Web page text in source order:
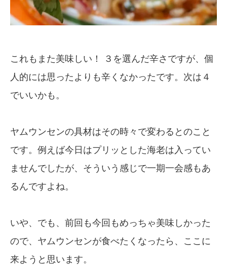
これもまた美味しい！ ３を選んだ辛さですが、個
人的には思ったよりも辛くなかったです。次は４
でいいかも。
ヤムウンセンの具材はその時々で変わるとのこと
です。例えば今日はプリッとした海老は入ってい
ませんでしたが、そういう感じで一期一会感もあ
るんですよね。
いや、でも、前回も今回もめっちゃ美味しかった
ので、ヤムウンセンが食べたくなったら、ここに
来ようと思います。